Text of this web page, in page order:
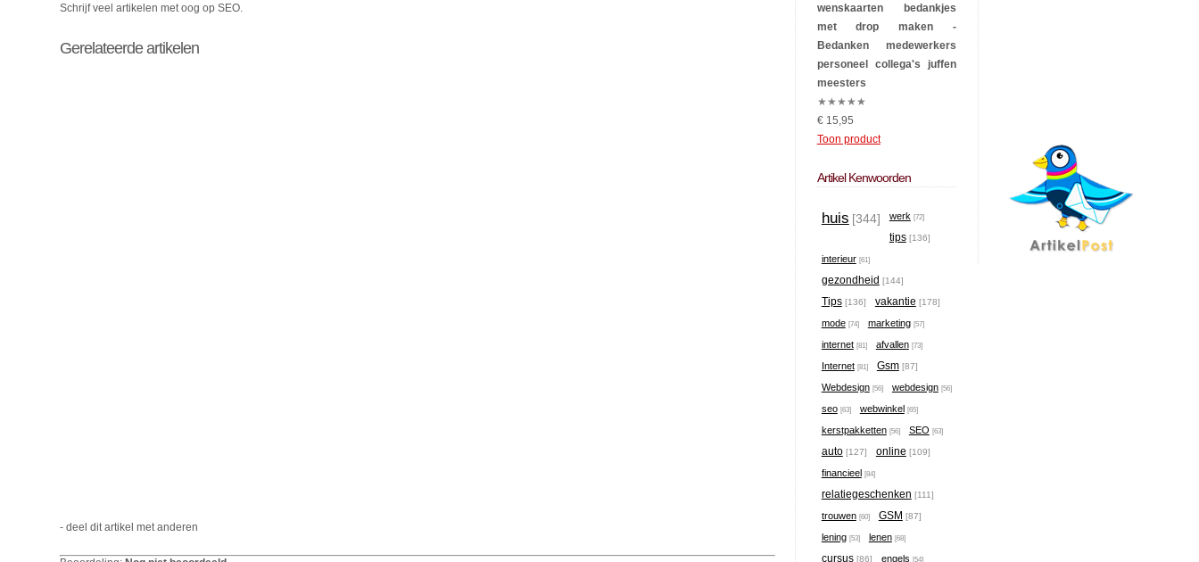
Schrijf veel artikelen met oog op SEO.
Gerelateerde artikelen
- deel dit artikel met anderen
wenskaarten bedankjes
met drop maken -
Bedanken medewerkers
personeel collega's juffen
meesters
★★★★★
€ 15,95
Toon product
Artikel Kenwoorden
huis [344] werk [72]
tips [136]
interieur [61]
gezondheid [144]
Tips [136] vakantie [178]
mode [74] marketing [57]
internet [81] afvallen [73]
Internet [81] Gsm [87]
Webdesign [56] webdesign [56]
seo [63] webwinkel [65]
kerstpakketten [56] SEO [63]
auto [127] online [109]
financieel [84]
relatiegeschenken [111]
trouwen [60] GSM [87]
lening [53] lenen [68]
cursus [86] engels [54]